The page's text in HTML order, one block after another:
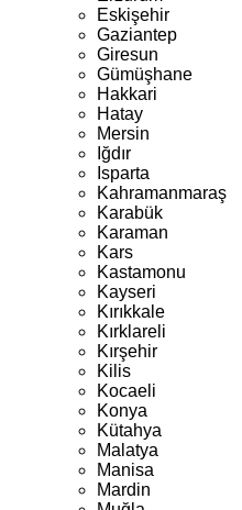
Eskişehir
Gaziantep
Giresun
Gümüşhane
Hakkari
Hatay
Mersin
Iğdır
Isparta
Kahramanmaraş
Karabük
Karaman
Kars
Kastamonu
Kayseri
Kırıkkale
Kırklareli
Kırşehir
Kilis
Kocaeli
Konya
Kütahya
Malatya
Manisa
Mardin